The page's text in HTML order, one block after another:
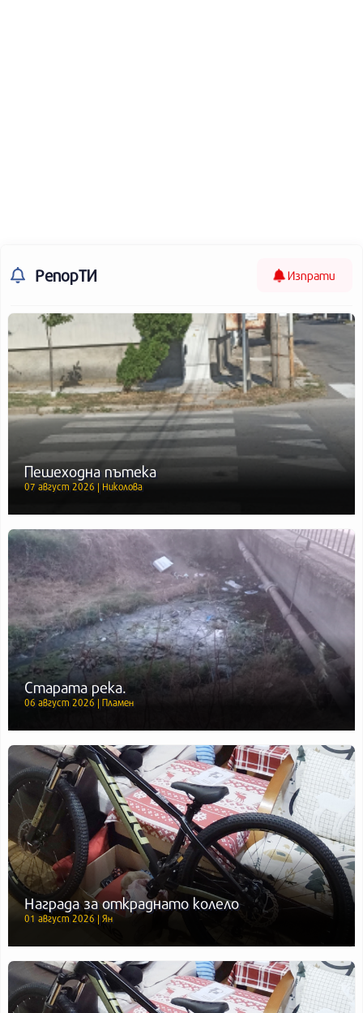
РепорТИ Изпрати
Пешеходна пътека
07 август 2026 | Николова
Старата река.
06 август 2026 | Пламен
Награда за откраднато колело
01 август 2026 | Ян